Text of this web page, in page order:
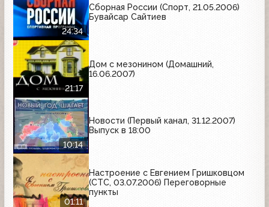
24:34
Сборная России (Спорт, 21.05.2006)
Бувайсар Сайтиев
21:17
Дом с мезонином (Домашний,
16.06.2007)
10:14
Новости (Первый канал, 31.12.2007)
Выпуск в 18:00
01:11
Настроение с Евгением Гришковцом
(СТС, 03.07.2006) Переговорные
пункты